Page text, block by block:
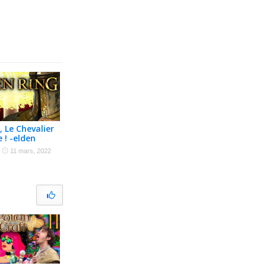
Le Chevalier
! -elden
11 mars, 2022